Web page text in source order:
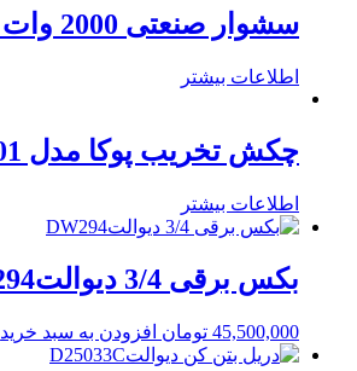
سشوار صنعتی 2000 وات توسن
اطلاعات بیشتر
چکش تخریب پوکا مدل H1601
اطلاعات بیشتر
بکس برقی 3/4 دیوالتDW294
45,500,000 تومان افزودن به سبد خرید